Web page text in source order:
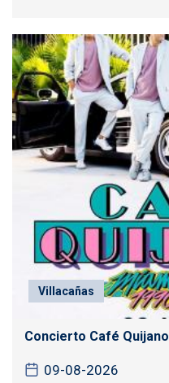
Villacañas
Concierto Café Quijano
09-08-2026